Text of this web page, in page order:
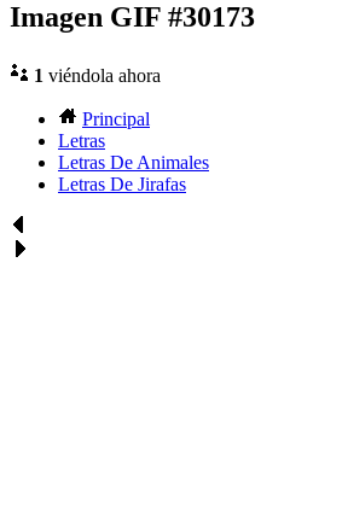
Imagen GIF #30173
1 viéndola ahora
Principal
Letras
Letras De Animales
Letras De Jirafas